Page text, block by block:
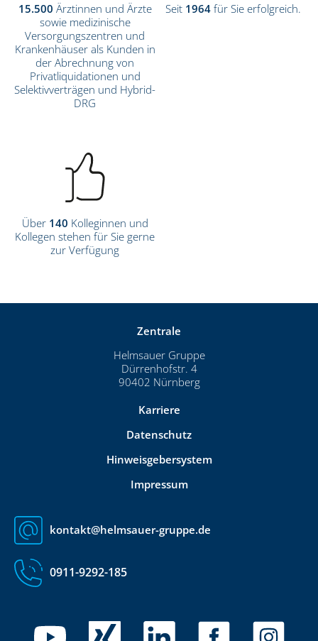
15.500 Ärztinnen und Ärzte
sowie medizinische
Versorgungszentren und
Krankenhäuser als Kunden in
der Abrechnung von
Privatliquidationen und
Selektivverträgen und Hybrid-
DRG
Seit 1964 für Sie erfolgreich.
Über140 Kolleginnen und
Kollegen stehen für Sie gerne
zur Verfügung
Zentrale
Helmsauer Gruppe
Dürrenhofstr. 4
90402 Nürnberg
Karriere
Datenschutz
Hinweisgebersystem
Impressum
kontakt@helmsauer-gruppe.de
0911-9292-185